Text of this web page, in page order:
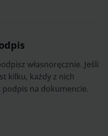
własnoręcznie. Jeśli
kilku, każdy z nich
podpis na dokumencie.